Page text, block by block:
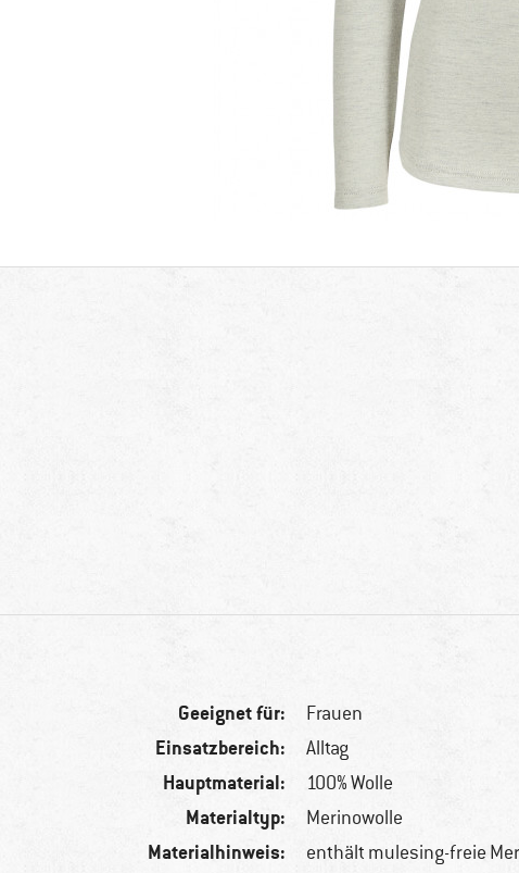
Geeignet für: Frauen
Einsatzbereich: Alltag
Hauptmaterial: 100% Wolle
Materialtyp: Merinowolle
Materialhinweis: enthält mulesing-freie